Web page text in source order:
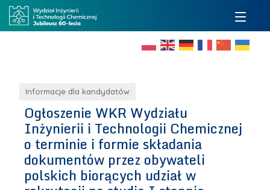
Informacje dla kandydatów
Ogłoszenie WKR Wydziału
Inżynierii i Technologii Chemicznej
o terminie i formie składania
dokumentów przez obywateli
polskich biorących udział w